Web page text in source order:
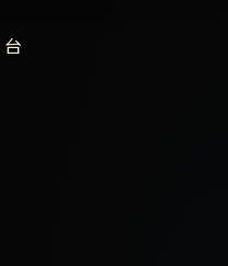
台